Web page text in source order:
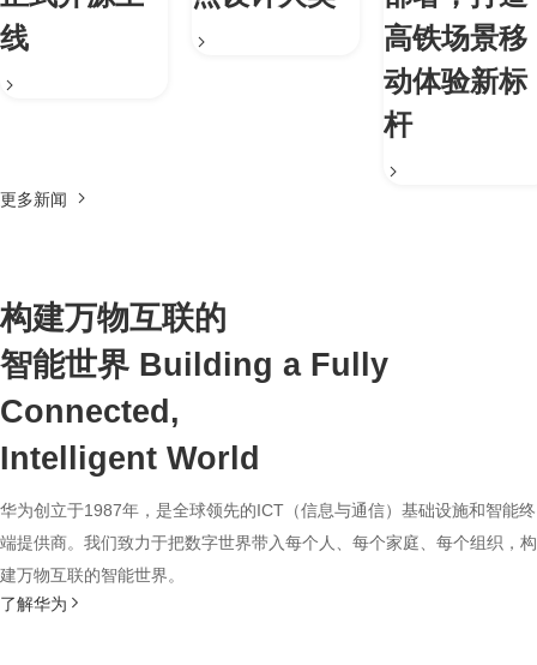
线
高铁场景移
动体验新标
杆
更多新闻
构建万物互联的
智能世界 Building a Fully
Connected,
Intelligent World
华为创立于1987年，是全球领先的ICT（信息与通信）基础设施和智能终
端提供商。我们致力于把数字世界带入每个人、每个家庭、每个组织，构
建万物互联的智能世界。
了解华为